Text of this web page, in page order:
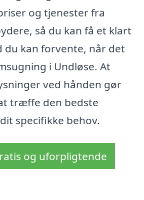
og tjenester fra
så du kan få et klart
du kan forvente, når det
i Undløse. At
ved hånden gør
træffe den bedste
specifikke behov.
og uforpligtende